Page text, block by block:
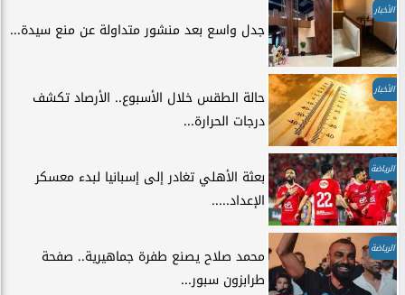
الأخبار
جدل واسع بعد منشور متداولة عن منع سيدة...
الأخبار
حالة الطقس خلال الأسبوع.. الأرصاد تكشف
درجات الحرارة...
الرياضة
بعثة الأهلي تغادر إلى إسبانيا لبدء معسكر
الإعداد.....
الرياضة
محمد صلاح يصنع طفرة جماهيرية.. صفحة
طرابزون سبور...